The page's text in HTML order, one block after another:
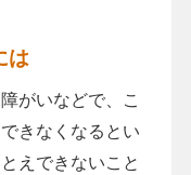
は
がいなどで、こ
きなくなるとい
えできないこと